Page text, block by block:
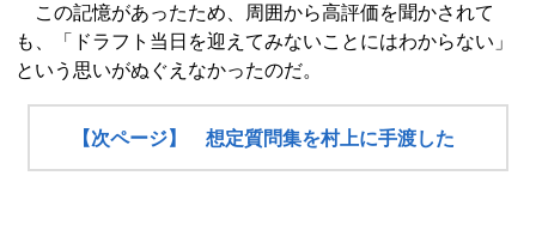
この記憶があったため、周囲から高評価を聞かされて
も、「ドラフト当日を迎えてみないことにはわからない」
という思いがぬぐえなかったのだ。
【次ページ】 想定質問集を村上に手渡した